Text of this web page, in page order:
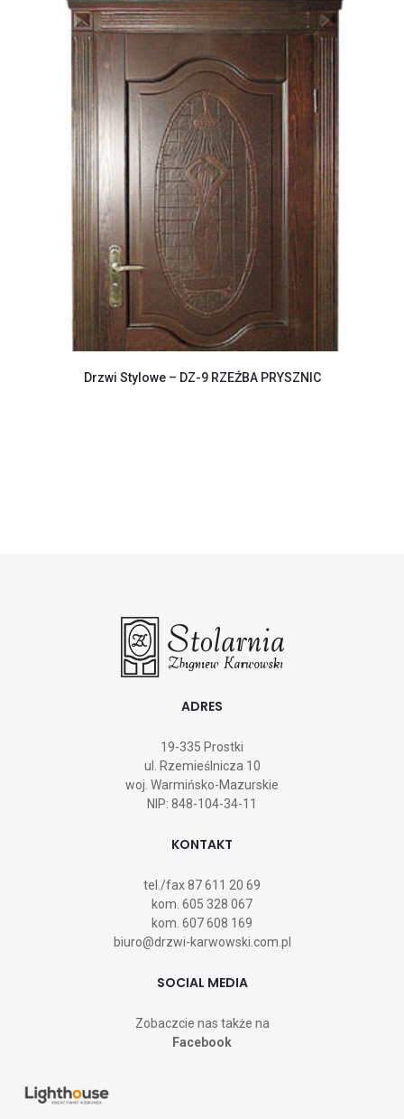
Drzwi Stylowe – DZ-9 RZEŹBA PRYSZNIC
ADRES
19-335 Prostki
ul. Rzemieślnicza 10
woj. Warmińsko-Mazurskie
NIP: 848-104-34-11
KONTAKT
tel./fax87 611 20 69
kom. 605 328 067
kom. 607 608 169
biuro@drzwi-karwowski.com.pl
SOCIAL MEDIA
Zobaczcie nas także na
Facebook